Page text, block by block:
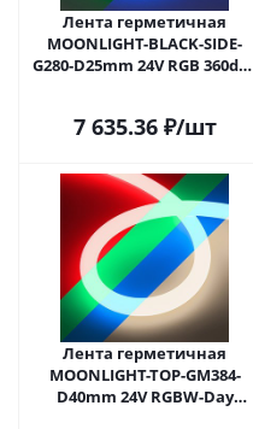
Лента герметичная
MOONLIGHT-BLACK-SIDE-
G280-D25mm 24V RGB 360deg
года)
7 635.36₽/шт
Лента герметичная
MOONLIGHT-TOP-GM384-
D40mm 24V RGBW-Day